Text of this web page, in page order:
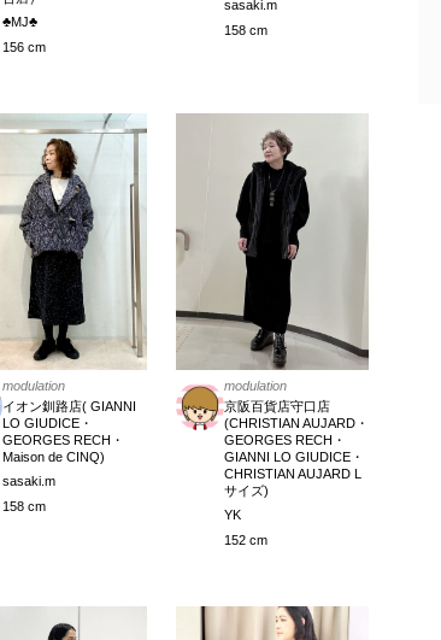
♣︎MJ♣︎
156 cm
sasaki.m
158 cm
modulation
イオン釧路店( GIANNI
LO GIUDICE・
GEORGES RECH・
Maison de CINQ)
sasaki.m
158 cm
modulation
京阪百貨店守口店
(CHRISTIAN AUJARD・
GEORGES RECH・
GIANNI LO GIUDICE・
CHRISTIAN AUJARD L
サイズ)
YK
152 cm